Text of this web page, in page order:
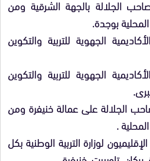
الجلالة بالجهة الشرقية ومن
بوجدة.
الجهوية للتربية والتكوين
الجهوية للتربية والتكوين
الجلالة على عمالة خنيفرة ومن
.
لوزارة التربية الوطنية بكل